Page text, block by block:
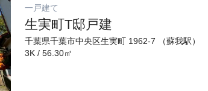
一戸建て
生実町T邸戸建
千葉県千葉市中央区生実町 1962-7 （蘇我駅）
3K / 56.30㎡